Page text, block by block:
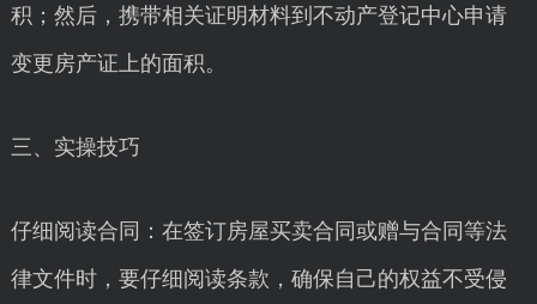
积；然后，携带相关证明材料到不动产登记中心申请
变更房产证上的面积。
三、实操技巧
仔细阅读合同：在签订房屋买卖合同或赠与合同等法
律文件时，要仔细阅读条款，确保自己的权益不受侵